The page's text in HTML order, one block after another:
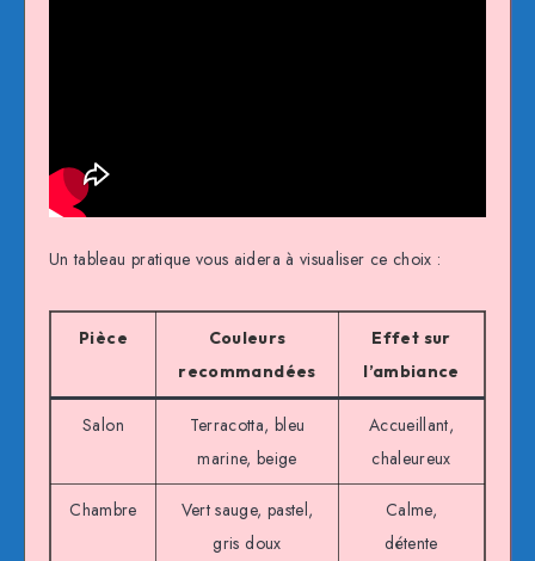
Un tableau pratique vous aidera à visualiser ce choix :
Pièce
Couleurs
recommandées
Effet sur
l’ambiance
Salon
Terracotta, bleu
marine, beige
Accueillant,
chaleureux
Chambre
Vert sauge, pastel,
gris doux
Calme,
détente